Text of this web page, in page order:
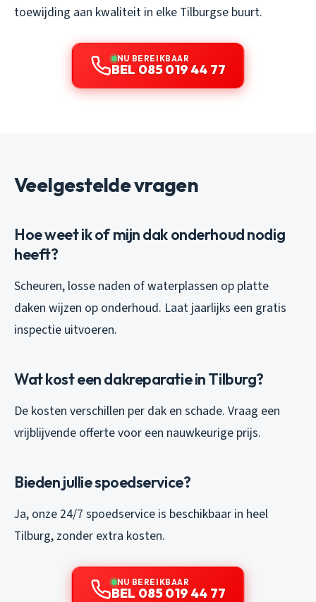
toewijding aan kwaliteit in elke Tilburgse buurt.
NU BEREIKBAAR
BEL 085 019 44 77
Veelgestelde vragen
Hoe weet ik of mijn dak onderhoud nodig
heeft?
Scheuren, losse naden of waterplassen op platte
daken wijzen op onderhoud. Laat jaarlijks een gratis
inspectie uitvoeren.
Wat kost een dakreparatie in Tilburg?
De kosten verschillen per dak en schade. Vraag een
vrijblijvende offerte voor een nauwkeurige prijs.
Bieden jullie spoedservice?
Ja, onze 24/7 spoedservice is beschikbaar in heel
Tilburg, zonder extra kosten.
NU BEREIKBAAR
BEL 085 019 44 77